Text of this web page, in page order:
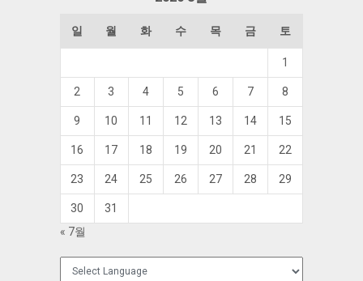
일 월 화 수 목 금 토
1
2 3 4 5 6 7 8
9 10 11 12 13 14 15
16 17 18 19 20 21 22
23 24 25 26 27 28 29
30
31
« 7월